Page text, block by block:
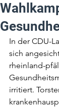
In der CDU-
sich
rheinland-
irritiert.